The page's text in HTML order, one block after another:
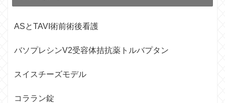
ASとTAVI術前術後看護
バソプレシンV2受容体拮抗薬トルバプタン
スイスチーズモデル
コララン錠